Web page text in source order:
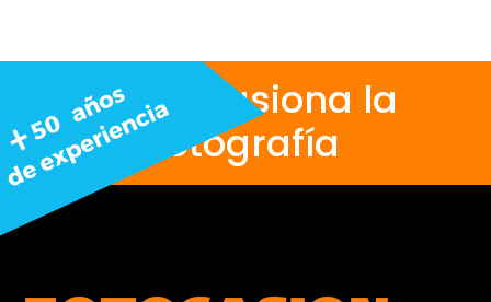
Nos apasiona la
fotografía